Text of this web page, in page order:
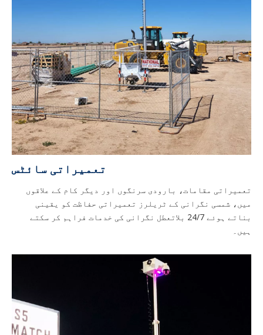
تعمیراتی سائٹس
تعمیراتی مقامات، بارودی سرنگوں اور دیگر کام کے علاقوں
میں، شمسی نگرانی کے ٹریلرز تعمیراتی حفاظت کو یقینی
بناتے ہوئے 24/7 بلاتعطل نگرانی کی خدمات فراہم کر سکتے
ہیں۔